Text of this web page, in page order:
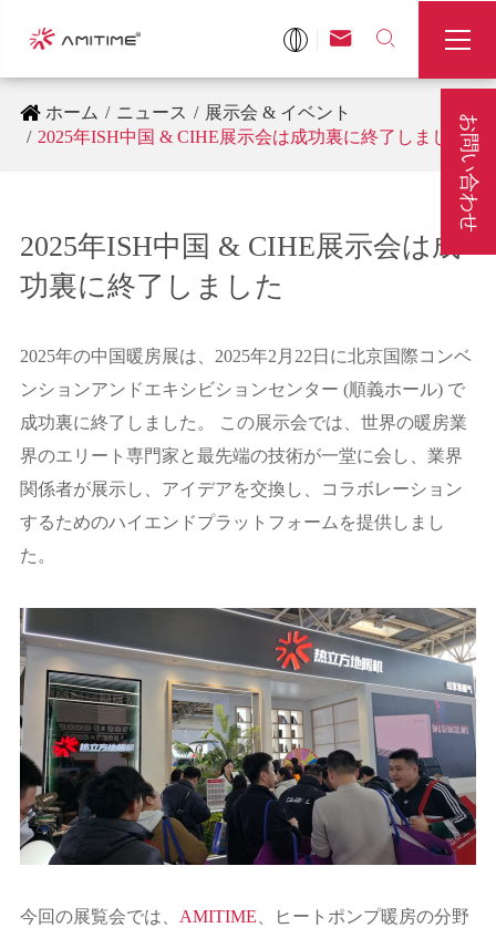
 

ホーム ニュース
展示会 & イベント
2025年ISH中国 & CIHE展示会は成功裏に終了しました
2025年ISH中国 & CIHE展示会は成
功裏に終了しました
2025年の中国暖房展は、2025年2月22日に北京国際コンベ
ンションアンドエキシビションセンター (順義ホール) で
成功裏に終了しました。 この展示会では、世界の暖房業
界のエリート専門家と最先端の技術が一堂に会し、業界
関係者が展示し、アイデアを交換し、コラボレーション
するためのハイエンドプラットフォームを提供しまし
た。
今回の展覧会では、 AMITIME 、ヒートポンプ暖房の分野
お問い合わせ